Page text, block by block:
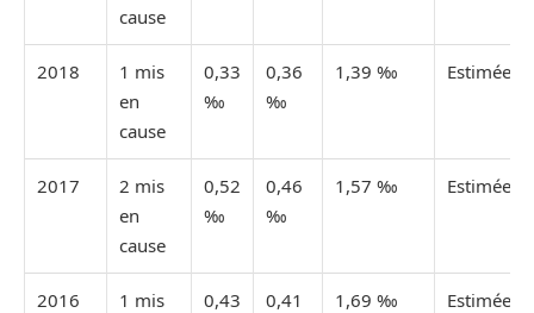
cause
2018
1 mis
en
cause
0,33
‰
0,36
‰
1,39 ‰ Estimée
2017
2 mis
en
cause
0,52
‰
0,46
‰
1,57 ‰ Estimée
2016
1 mis
0,43
0,41
1,69 ‰ Estimée